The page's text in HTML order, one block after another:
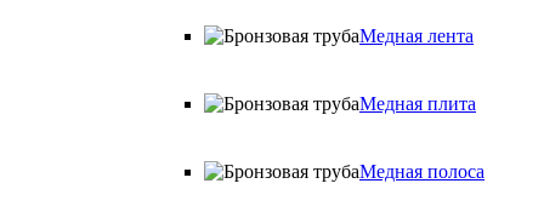
Медная лента
Медная плита
Медная полоса